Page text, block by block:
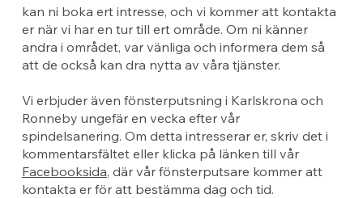
kan ni boka ert intresse, och vi kommer att kontakta
er när vi har en tur till ert område. Om ni känner
andra i området, var vänliga och informera dem så
att de också kan dra nytta av våra tjänster.
Vi erbjuder även fönsterputsning i Karlskrona och
Ronneby ungefär en vecka efter vår
spindelsanering. Om detta intresserar er, skriv det i
kommentarsfältet eller klicka på länken till vår
Facebooksida, där vår fönsterputsare kommer att
kontakta er för att bestämma dag och tid.